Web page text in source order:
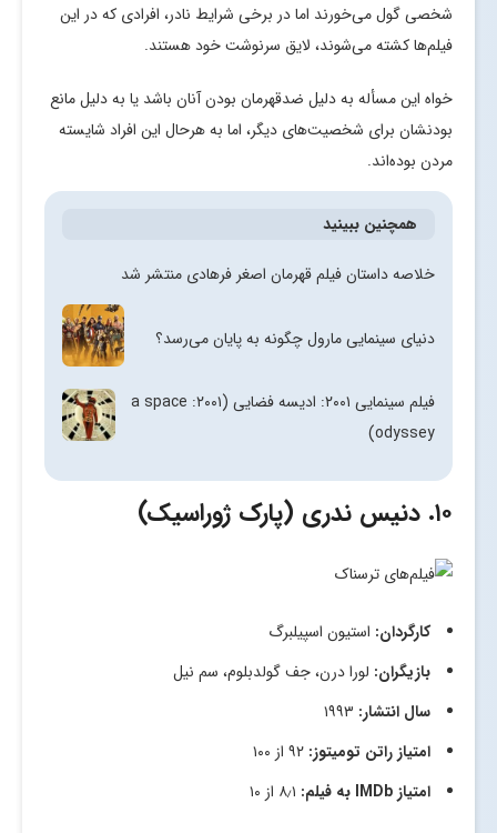
شخصی گول می‌خورند اما در برخی شرایط نادر، افرادی که در این
فیلم‌ها کشته می‌شوند، لایق سرنوشت خود هستند.
خواه این مسأله به دلیل ضدقهرمان بودن آنان باشد یا به دلیل مانع
بودنشان برای شخصیت‌های دیگر، اما به هرحال این افراد شایسته
مردن بوده‌اند.
همچنین ببینید
خلاصه داستان فیلم قهرمان اصغر فرهادی منتشر شد
دنیای سینمایی مارول چگونه به پایان می‌رسد؟
فیلم سینمایی ۲۰۰۱: ادیسه فضایی (۲۰۰۱: a space
odyssey)
۱۰. دنیس ندری (پارک ژوراسیک)
کارگردان: استیون اسپیلبرگ
بازیگران: لورا درن، جف گولدبلوم، سم نیل
سال انتشار:
امتیاز راتن تومیتوز:
امتیاز IMDb به فیلم: